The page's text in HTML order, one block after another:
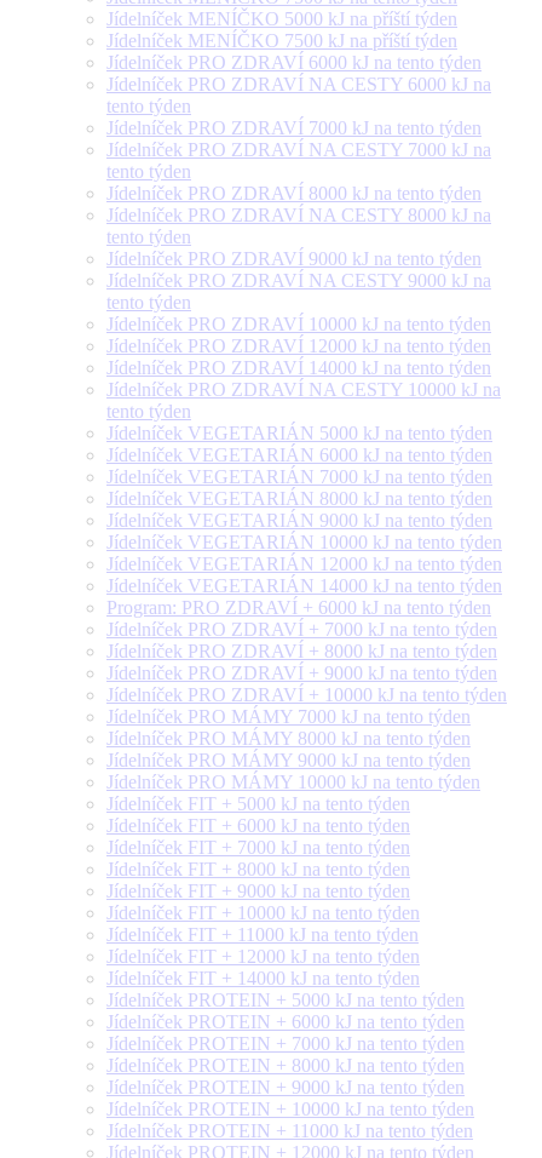
Jídelníček MENÍČKO 5000 kJ na příští týden
Jídelníček MENÍČKO 7500 kJ na příští týden
Jídelníček PRO ZDRAVÍ 6000 kJ na tento týden
Jídelníček PRO ZDRAVÍ NA CESTY 6000 kJ na
tento týden
Jídelníček PRO ZDRAVÍ 7000 kJ na tento týden
Jídelníček PRO ZDRAVÍ NA CESTY 7000 kJ na
tento týden
Jídelníček PRO ZDRAVÍ 8000 kJ na tento týden
Jídelníček PRO ZDRAVÍ NA CESTY 8000 kJ na
tento týden
Jídelníček PRO ZDRAVÍ 9000 kJ na tento týden
Jídelníček PRO ZDRAVÍ NA CESTY 9000 kJ na
tento týden
Jídelníček PRO ZDRAVÍ 10000 kJ na tento týden
Jídelníček PRO ZDRAVÍ 12000 kJ na tento týden
Jídelníček PRO ZDRAVÍ 14000 kJ na tento týden
Jídelníček PRO ZDRAVÍ NA CESTY 10000 kJ na
tento týden
Jídelníček VEGETARIÁN 5000 kJ na tento týden
Jídelníček VEGETARIÁN 6000 kJ na tento týden
Jídelníček VEGETARIÁN 7000 kJ na tento týden
Jídelníček VEGETARIÁN 8000 kJ na tento týden
Jídelníček VEGETARIÁN 9000 kJ na tento týden
Jídelníček VEGETARIÁN 10000 kJ na tento týden
Jídelníček VEGETARIÁN 12000 kJ na tento týden
Jídelníček VEGETARIÁN 14000 kJ na tento týden
Program: PRO ZDRAVÍ + 6000 kJ na tento týden
Jídelníček PRO ZDRAVÍ + 7000 kJ na tento týden
Jídelníček PRO ZDRAVÍ + 8000 kJ na tento týden
Jídelníček PRO ZDRAVÍ + 9000 kJ na tento týden
Jídelníček PRO ZDRAVÍ + 10000 kJ na tento týden
Jídelníček PRO MÁMY 7000 kJ na tento týden
Jídelníček PRO MÁMY 8000 kJ na tento týden
Jídelníček PRO MÁMY 9000 kJ na tento týden
Jídelníček PRO MÁMY 10000 kJ na tento týden
Jídelníček FIT + 5000 kJ na tento týden
Jídelníček FIT + 6000 kJ na tento týden
Jídelníček FIT + 7000 kJ na tento týden
Jídelníček FIT + 8000 kJ na tento týden
Jídelníček FIT + 9000 kJ na tento týden
Jídelníček FIT + 10000 kJ na tento týden
Jídelníček FIT + 11000 kJ na tento týden
Jídelníček FIT + 12000 kJ na tento týden
Jídelníček FIT + 14000 kJ na tento týden
Jídelníček PROTEIN + 5000 kJ na tento týden
Jídelníček PROTEIN + 6000 kJ na tento týden
Jídelníček PROTEIN + 7000 kJ na tento týden
Jídelníček PROTEIN + 8000 kJ na tento týden
Jídelníček PROTEIN + 9000 kJ na tento týden
Jídelníček PROTEIN + 10000 kJ na tento týden
Jídelníček PROTEIN + 11000 kJ na tento týden
Jídelníček PROTEIN + 12000 kJ na tento týden